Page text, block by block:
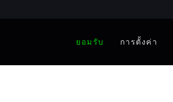
ยอมรับ การตั้งค่า